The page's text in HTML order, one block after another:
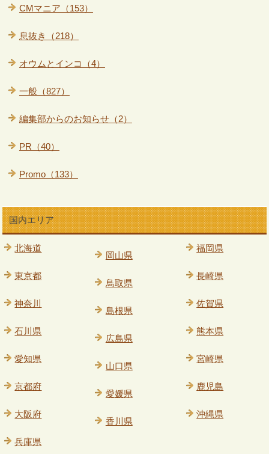
CMマニア（153）
息抜き（218）
オウムとインコ（4）
一般（827）
編集部からのお知らせ（2）
PR（40）
Promo（133）
国内エリア
北海道
東京都
神奈川
石川県
愛知県
京都府
大阪府
兵庫県
岡山県
鳥取県
島根県
広島県
山口県
愛媛県
香川県
福岡県
長崎県
佐賀県
熊本県
宮崎県
鹿児島
沖縄県